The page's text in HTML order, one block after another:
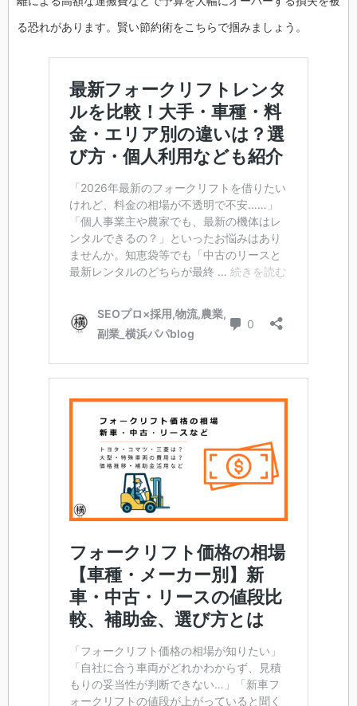
る恐れがあります。賢い節約術をこちらで掴みましょう。